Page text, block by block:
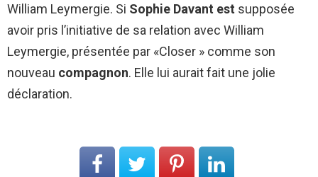
William Leymergie. Si Sophie Davant est supposée
avoir pris l’initiative de sa relation avec William
Leymergie, présentée par «Closer » comme son
nouveau compagnon. Elle lui aurait fait une jolie
déclaration.